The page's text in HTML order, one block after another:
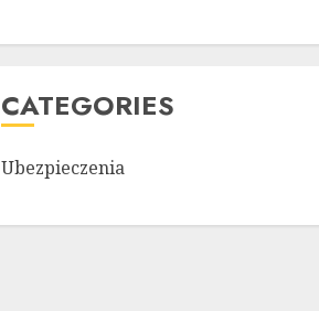
CATEGORIES
Ubezpieczenia